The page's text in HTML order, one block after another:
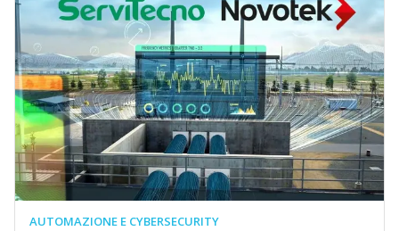
AUTOMAZIONE E CYBERSECURITY